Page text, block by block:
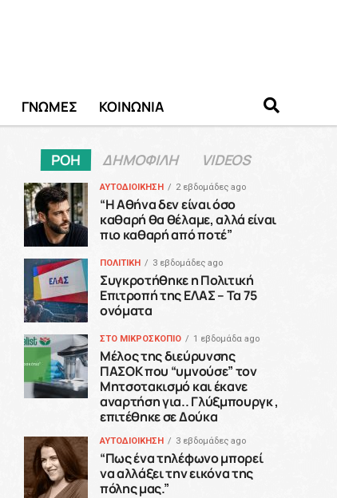
ΓΝΩΜΕΣ ΚΟΙΝΩΝΙΑ
ΡΟΗ ΔΗΜΟΦΙΛΗ VIDEOS
ΑΥΤΟΔΙΟΙΚΗΣΗ 2 εβδομάδες ago
“H Αθήνα δεν είναι όσο
καθαρή θα θέλαμε, αλλά είναι
πιο καθαρή από ποτέ”
ΠΟΛΙΤΙΚΗ 3 εβδομάδες ago
Συγκροτήθηκε η Πολιτική
Επιτροπή της ΕΛΑΣ – Τα 75
ονόματα
ΣΤΟ ΜΙΚΡΟΣΚΟΠΙΟ 1 εβδομάδα ago
Μέλος της διεύρυνσης
ΠΑΣΟΚ που “υμνούσε” τον
Μητσοτακισμό και έκανε
αναρτήση για.. Γλύξμπουργκ ,
επιτέθηκε σε Δούκα
ΑΥΤΟΔΙΟΙΚΗΣΗ 3 εβδομάδες ago
“Πως ένα τηλέφωνο μπορεί
να αλλάξει την εικόνα της
πόλης μας.”